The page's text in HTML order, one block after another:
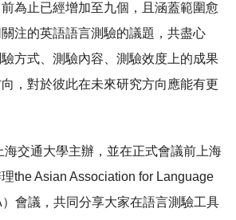
為止已經增加至九個，且涵蓋範圍愈
注的英語語言測驗的議題，共盡心
方式、測驗內容、測驗效度上的成果
，對於彼此在未來研究方向應能有更
海交通大學主辦，並在正式會議前上海
the Asian Association for Language
會議，共同分享大家在語言測驗工具